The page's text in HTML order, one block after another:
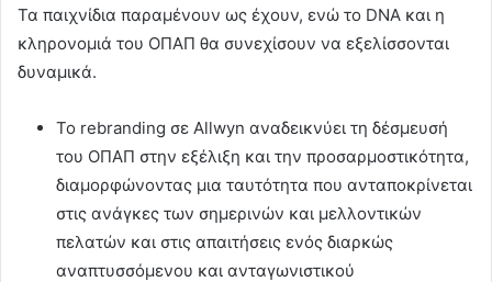
Τα παιχνίδια παραμένουν ως έχουν, ενώ το DNA και η
κληρονομιά του ΟΠΑΠ θα συνεχίσουν να εξελίσσονται
δυναμικά.
Το rebranding σε Allwyn αναδεικνύει τη δέσμευσή
του ΟΠΑΠ στην εξέλιξη και την προσαρμοστικότητα,
διαμορφώνοντας μια ταυτότητα που ανταποκρίνεται
στις ανάγκες των σημερινών και μελλοντικών
πελατών και στις απαιτήσεις ενός διαρκώς
αναπτυσσόμενου και ανταγωνιστικού